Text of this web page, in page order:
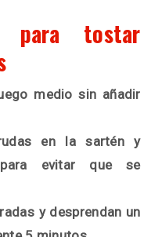
para tostar
medio sin añadir
en la sartén y
para evitar que se
y desprendan un